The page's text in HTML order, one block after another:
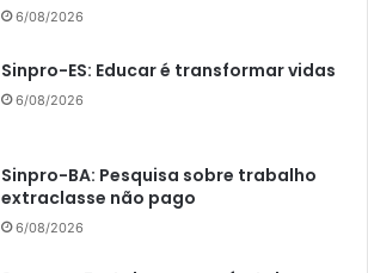
6/08/2026
Sinpro-ES: Educar é transformar vidas
6/08/2026
Sinpro-BA: Pesquisa sobre trabalho
extraclasse não pago
6/08/2026